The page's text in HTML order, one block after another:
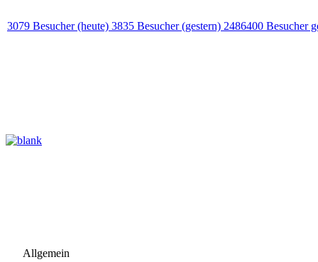
3079 Besucher (heute) 3835 Besucher (gestern) 2486400 Besucher
Allgemein